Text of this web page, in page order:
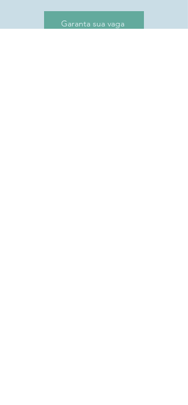
Garanta sua vaga